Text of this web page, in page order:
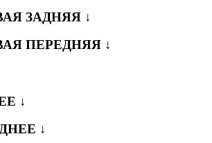
ЗАДНЯЯ ↓
ПЕРЕДНЯЯ ↓
↓
↓